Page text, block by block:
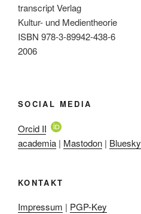
transcript Verlag
Kultur- und Medientheorie
ISBN 978-3-89942-438-6
2006
SOCIAL MEDIA
Orcid ID
academia | Mastodon | Bluesky
KONTAKT
Impressum | PGP-Key